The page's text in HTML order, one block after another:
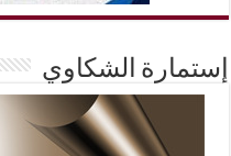
إستمارة الشكاوي